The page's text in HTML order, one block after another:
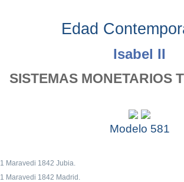
Edad
Isabel II
SISTEMAS MONETARIOS
Modelo 581
1 Maravedi 1842 Jubia.
1 Maravedi 1842 Madrid.